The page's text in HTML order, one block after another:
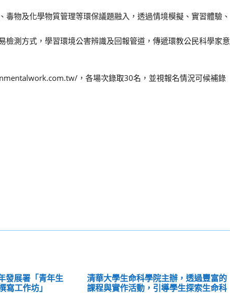
物及化學物質管理等環保議題融入，透過情境模擬、實習體驗、
測方式，學習環境公害辨識及回報管道，傳遞環教公民科學家意
，各場次錄取30名，並視報名情況可候補錄
發展署「青年生
寫工作坊」
清華大學生命科學院主辦，透過豐富的
課程與實作活動，引導學生探索生命科